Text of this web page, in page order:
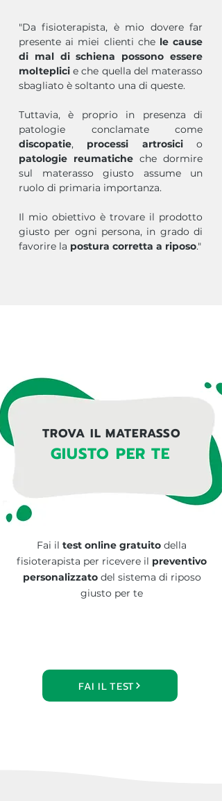
"Da fisioterapista, è mio dovere far
presente ai miei clienti che le cause
di mal di schiena possono essere
molteplicie che quella del materasso
sbagliato è soltanto una di queste.
Tuttavia, è proprio in presenza di
patologie conclamate come
discopatie, processi artrosicio
patologie reumatiche che dormire
sul materasso giusto assume un
ruolo di primaria importanza.​
Il mio obiettivo è trovare il prodotto
giusto per ogni persona, in grado di
favorire la postura corretta a riposo."
TROVA IL MATERASSO
GIUSTO PER TE
Fai il test online gratuito della
fisioterapista per ricevere il preventivo
personalizzatodel sistema di riposo
giusto per te
FAI IL TEST